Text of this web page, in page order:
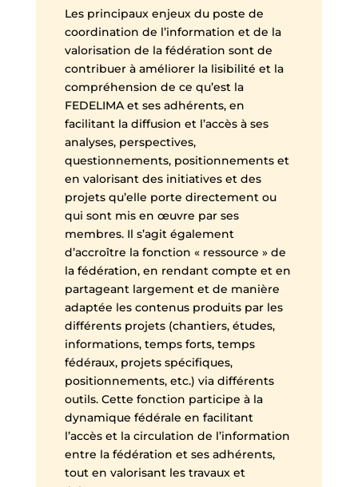
Les principaux enjeux du poste de
coordination de l’information et de la
valorisation de la fédération sont de
contribuer à améliorer la lisibilité et la
compréhension de ce qu’est la
FEDELIMA et ses adhérents, en
facilitant la diffusion et l’accès à ses
analyses, perspectives,
questionnements, positionnements et
en valorisant des initiatives et des
projets qu’elle porte directement ou
qui sont mis en œuvre par ses
membres. Il s’agit également
d’accroître la fonction « ressource » de
la fédération, en rendant compte et en
partageant largement et de manière
adaptée les contenus produits par les
différents projets (chantiers, études,
informations, temps forts, temps
fédéraux, projets spécifiques,
positionnements, etc.) via différents
outils. Cette fonction participe à la
dynamique fédérale en facilitant
l’accès et la circulation de l’information
entre la fédération et ses adhérents,
tout en valorisant les travaux et